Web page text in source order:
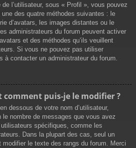
l’utilisateur, sous « Profil », vous pouvez
des quatre méthodes suivantes : le
d’avatars, les images distantes ou le
administrateurs du forum peuvent activer
et des méthodes qu’ils veuillent
Si vous ne pouvez pas utiliser
à contacter un administrateur du forum.
comment puis-je le modifier ?
dessous de votre nom d’utilisateur,
nombre de messages que vous avez
spécifiques, comme les
Dans la plupart des cas, seul un
modifier le texte des rangs du forum. Merci